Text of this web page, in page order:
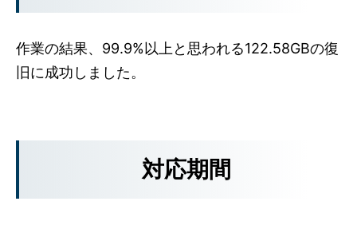
作業の結果、99.9%以上と思われる122.58GBの復
旧に成功しました。
対応期間